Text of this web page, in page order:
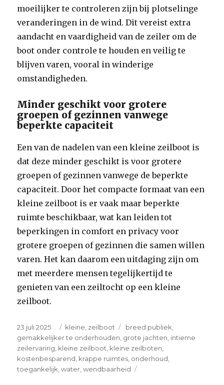
moeilijker te controleren zijn bij plotselinge
veranderingen in de wind. Dit vereist extra
aandacht en vaardigheid van de zeiler om de
boot onder controle te houden en veilig te
blijven varen, vooral in winderige
omstandigheden.
Minder geschikt voor grotere
groepen of gezinnen vanwege
beperkte capaciteit
Een van de nadelen van een kleine zeilboot is
dat deze minder geschikt is voor grotere
groepen of gezinnen vanwege de beperkte
capaciteit. Door het compacte formaat van een
kleine zeilboot is er vaak maar beperkte
ruimte beschikbaar, wat kan leiden tot
beperkingen in comfort en privacy voor
grotere groepen of gezinnen die samen willen
varen. Het kan daarom een uitdaging zijn om
met meerdere mensen tegelijkertijd te
genieten van een zeiltocht op een kleine
zeilboot.
Posted
on
23 juli 2025 Categories
kleine zeilboot Tags
breed publiek
gemakkelijker te onderhouden grote jachten intieme
zeilervaring kleine zeilboot kleine zeilboten
kostenbesparend krappe ruimtes onderhoud
toegankelijk ,water ,wendbaarheid